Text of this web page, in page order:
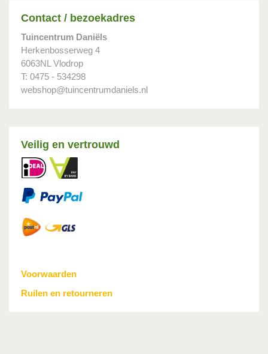
Contact / bezoekadres
Tuincentrum Daniëls
Herkenbosserweg 4
6063NL Vlodrop
T: 0475 - 534298
webshop@tuincentrumdaniels.nl
Veilig en vertrouwd
Voorwaarden
Ruilen en retourneren